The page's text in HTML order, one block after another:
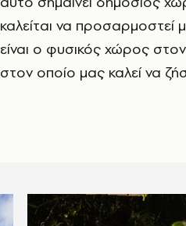
καλείται να προσαρμοστεί
είναι ο φυσικός χώρος
στον οποίο μας καλεί να